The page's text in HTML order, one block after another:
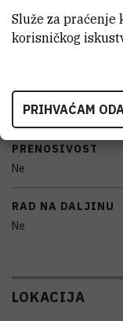
PROIZVOĐAČ
NABAVNA CIJENA
6510 HRK
PRENOSIVOST
Ne
RAD NA DALJINU
Ne
LOKACIJA
Služe za
korisničkog
PRIHVAĆAM